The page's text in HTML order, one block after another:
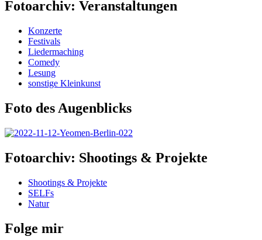
Fotoarchiv: Veranstaltungen
Konzerte
Festivals
Liedermaching
Comedy
Lesung
sonstige Kleinkunst
Foto des Augenblicks
Fotoarchiv: Shootings & Projekte
Shootings & Projekte
SELFs
Natur
Folge mir